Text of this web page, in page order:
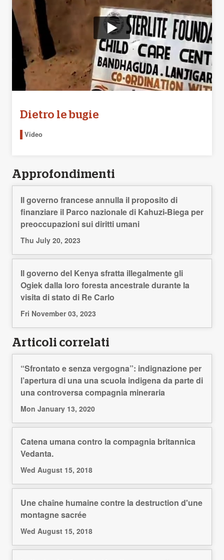
Dietro le bugie
Video
Approfondimenti
Il governo francese annulla il proposito di
finanziare il Parco nazionale di Kahuzi-Biega per
preoccupazioni sui diritti umani
Thu July 20, 2023
Il governo del Kenya sfratta illegalmente gli
Ogiek dalla loro foresta ancestrale durante la
visita di stato di Re Carlo
Fri November 03, 2023
Articoli correlati
“Sfrontato e senza vergogna”: indignazione per
l’apertura di una una scuola indigena da parte di
una controversa compagnia mineraria
Mon January 13, 2020
Catena umana contro la compagnia britannica
Vedanta.
Wed August 15, 2018
Une chaîne humaine contre la destruction d'une
montagne sacrée
Wed August 15, 2018